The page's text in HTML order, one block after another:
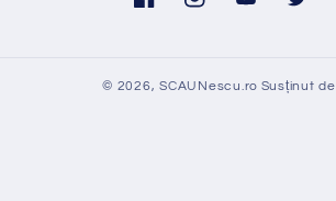
FacebookInstagramYouTubeTwitter
© 2026,SCAUNescu.ro Susținut